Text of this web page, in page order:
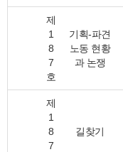
제
1
8
7
호
기획-파견
노동 현황
과 논쟁
제
1
8
7
길찾기